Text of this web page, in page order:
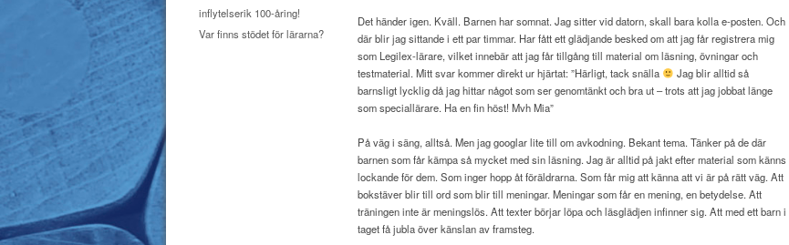
inflytelserik 100-åring!
Var finns stödet för lärarna?
Det händer igen. Kväll. Barnen har somnat. Jag sitter vid datorn, skall bara kolla e-posten. Och
där blir jag sittande i ett par timmar. Har fått ett glädjande besked om att jag får registrera mig
som Legilex-lärare, vilket innebär att jag får tillgång till material om läsning, övningar och
testmaterial. Mitt svar kommer direkt ur hjärtat: ”Härligt, tack snälla
Jag blir alltid så
barnsligt lycklig då jag hittar något som ser genomtänkt och bra ut – trots att jag jobbat länge
som speciallärare. Ha en fin höst! Mvh Mia”
På väg i säng, alltså. Men jag googlar lite till om avkodning. Bekant tema. Tänker på de där
barnen som får kämpa så mycket med sin läsning. Jag är alltid på jakt efter material som känns
lockande för dem. Som inger hopp åt föräldrarna. Som får mig att känna att vi är på rätt väg. Att
bokstäver blir till ord som blir till meningar. Meningar som får en mening, en betydelse. Att
träningen inte är meningslös. Att texter börjar löpa och läsglädjen infinner sig. Att med ett barn i
taget få jubla över känslan av framsteg.